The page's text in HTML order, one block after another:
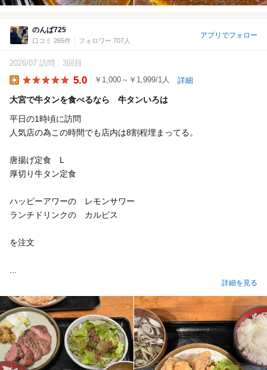
のんぱ725
口コミ 265件 フォロワー 707人
アプリでフォロー
2026/07 訪問 3回目
5.0 ￥1,000～￥1,999/1人 詳細
大宮で牛タンを食べるなら 牛タンいろは
平日の1時頃に訪問
人気店の為この時間でも店内は8割程埋まってる。
唐揚げ定食 L
厚切り牛タン定食
ハッピーアワーの レモンサワー
ランチドリンクの カルピス
を注文
詳細を見る